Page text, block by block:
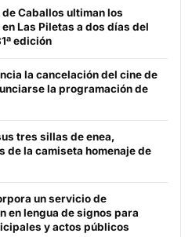
Caballos ultiman los
Las Piletas a dos días del
edición
la cancelación del cine de
la programación de
tres sillas de enea,
de la camiseta homenaje de
un servicio de
en lengua de signos para
y actos públicos